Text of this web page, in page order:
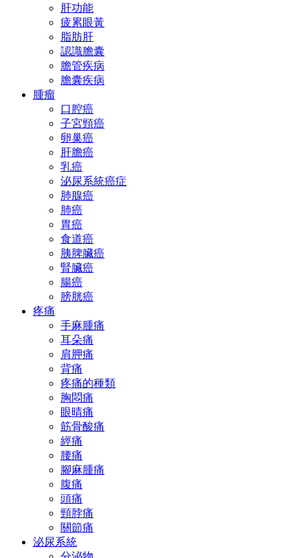
肝功能
疲累眼黃
脂肪肝
認識膽囊
膽管疾病
膽囊疾病
腫瘤
口腔癌
子宮頸癌
卵巢癌
肝膽癌
乳癌
泌尿系統癌症
肺腺癌
肺癌
胃癌
食道癌
胰脾臟癌
腎臟癌
腸癌
膀胱癌
疼痛
手麻腫痛
耳朵痛
肩胛痛
背痛
疼痛的種類
胸悶痛
眼晴痛
筋骨酸痛
經痛
腰痛
腳麻腫痛
腹痛
頭痛
頸脖痛
關節痛
泌尿系統